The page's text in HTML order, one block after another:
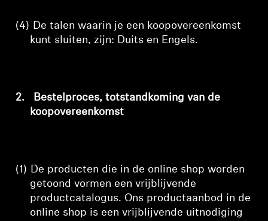
(4) De talen waarin je een koopovereenkomst
kunt sluiten, zijn: Duits en Engels.
2.
Bestelproces, totstandkoming van de
koopovereenkomst
(1) De producten die in de online shop worden
getoondvormen een vrijblijvende
productcatalogus. Ons productaanbod in de
online shop is een vrijblijvende uitnodiging